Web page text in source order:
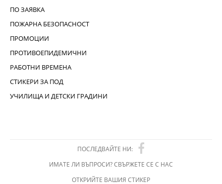
ПО ЗАЯВКА
ПОЖАРНА БЕЗОПАСНОСТ
ПРОМОЦИИ
ПРОТИВОЕПИДЕМИЧНИ
РАБОТНИ ВРЕМЕНА
СТИКЕРИ ЗА ПОД
УЧИЛИЩА И ДЕТСКИ ГРАДИНИ
ПОСЛЕДВАЙТЕ НИ:
ИМАТЕ ЛИ ВЪПРОСИ? СВЪРЖЕТЕ СЕ С НАС
ОТКРИЙТЕ ВАШИЯ СТИКЕР